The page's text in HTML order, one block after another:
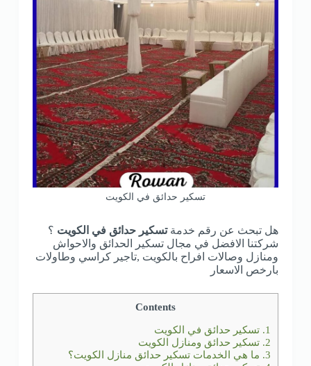
تسكير حدائق في الكويت
هل تبحث عن رقم خدمةتسكير حدائق في الكويت ؟
شركتنا الافضل في مجال تسكير الحدائق والاحواش
ومنازل وصالات افراح بالكويت ,تاجير كراسي وطاولات
بارخص الاسعار
Contents
1. تسكير حدائق في الكويت
2. تسكير حدائق ومنازل الكويت
3. ما هي الخدمات تسكير حدائق منازل الكويت؟